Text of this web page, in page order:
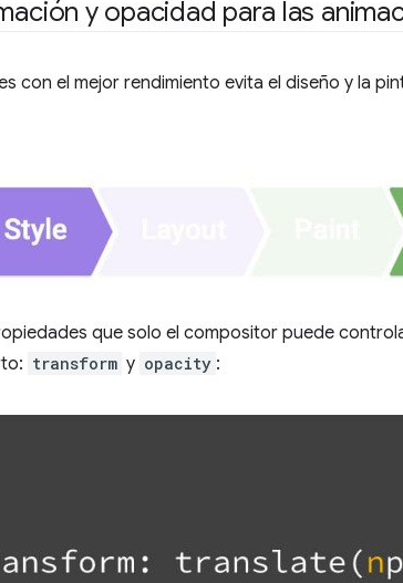
y opacidad para las
con el mejor rendimiento evita el diseño y la
que solo el compositor puede
transform y opacity :